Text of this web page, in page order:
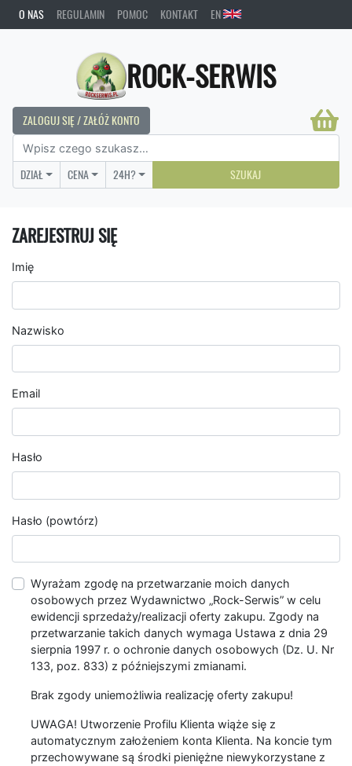
O NAS REGULAMIN POMOC KONTAKT EN
ROCK-SERWIS
ZALOGUJ SIĘ / ZAŁÓŻ KONTO
DZIAŁ CENA 24H? SZUKAJ
ZAREJESTRUJ SIĘ
Imię
Nazwisko
Email
Hasło
Hasło (powtórz)
Wyrażam zgodę na przetwarzanie moich danych
osobowych przez Wydawnictwo „Rock-Serwis” w celu
ewidencji sprzedaży/realizacji oferty zakupu. Zgody na
przetwarzanie takich danych wymaga Ustawa z dnia 29
sierpnia 1997 r. o ochronie danych osobowych (Dz. U. Nr
133, poz. 833) z późniejszymi zmianami.
Brak zgody uniemożliwia realizację oferty zakupu!
UWAGA! Utworzenie Profilu Klienta wiąże się z
automatycznym założeniem konta Klienta. Na koncie tym
przechowywane są środki pieniężne niewykorzystane z